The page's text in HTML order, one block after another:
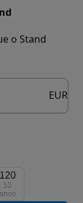
o Stand
EUR
120
10
anos